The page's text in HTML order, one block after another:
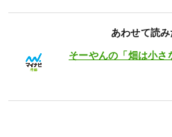
あわせて読み
そーやんの「畑は小さ